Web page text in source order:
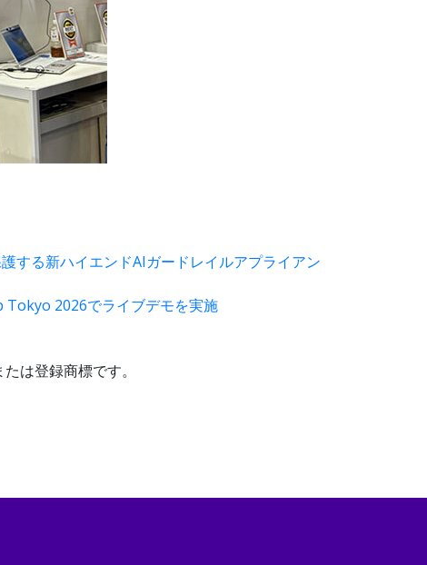
する新ハイエンドAIガードレイルアプライアン
Tokyo 2026でライブデモを実施
は登録商標です。